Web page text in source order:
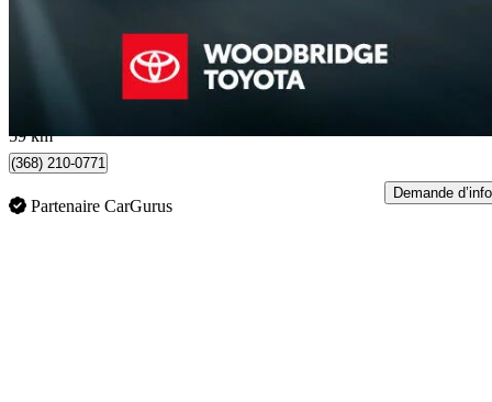
59 km
(368) 210-0771
Partenaire CarGurus
Demande d’info